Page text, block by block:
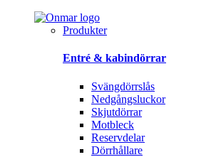
Produkter
Entré & kabindörrar
Svängdörrslås
Nedgångsluckor
Skjutdörrar
Motbleck
Reservdelar
Dörrhållare